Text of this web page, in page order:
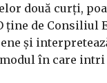
două curți,
ține de
și
în care